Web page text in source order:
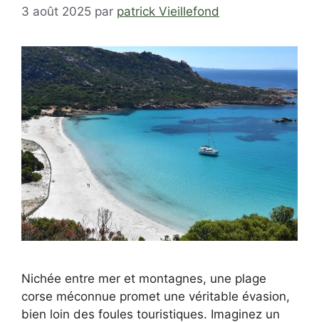
3 août 2025 par patrick Vieillefond
Nichée entre mer et montagnes, une plage
corse méconnue promet une véritable évasion,
bien loin des foules touristiques. Imaginez un